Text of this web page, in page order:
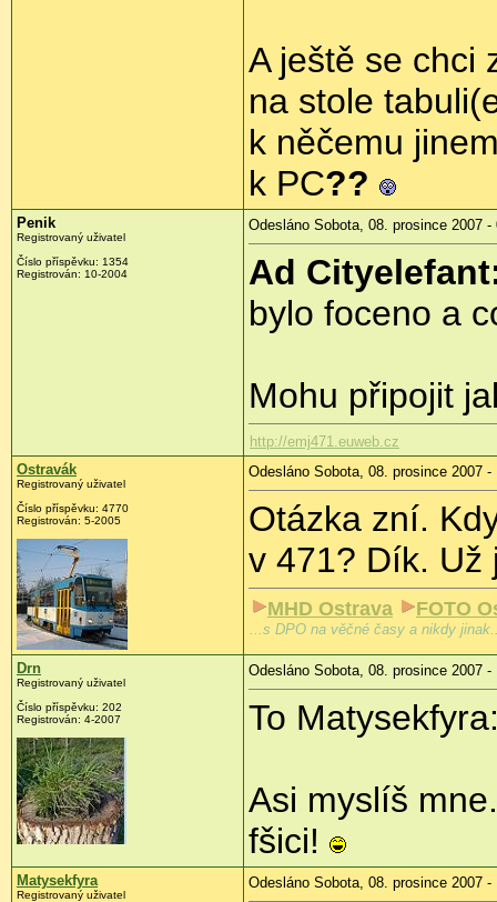
A ještě se chci
na stole
k něčemu
k PC??
Penik
Registrovaný uživatel
Číslo příspěvku: 1354
Registrován: 10-2004
Odesláno Sobota, 08. prosince 2007 -
Ad
bylo foceno a
Mohu připojit
http://emj471.euweb.cz
Ostravák
Registrovaný uživatel
Číslo příspěvku: 4770
Registrován: 5-2005
Odesláno Sobota, 08. prosince 2007 -
Otázka zní.
v 471? Dík. Už
MHD Ostrava FOTO
...s DPO na věčné časy a nikdy
Drn
Registrovaný uživatel
Číslo příspěvku: 202
Registrován: 4-2007
Odesláno Sobota, 08. prosince 2007 -
To
Asi myslíš
fšici!
Matysekfyra
Registrovaný uživatel
Odesláno Sobota, 08. prosince 2007 -